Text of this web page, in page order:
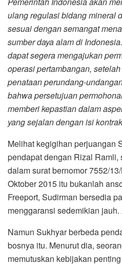
ulang regulasi bidang mineral
sesuai dengan semangat
sumber daya alam di
dapat segera mengajukan
operasi pertambangan,
penataan perundang-
bahwa persetujuan
memberi kepastian dalam
yang sejalan dengan isi
Melihat kegigihan perjuangan
pendapat dengan Rizal
dalam surat bernomor 7552/
Oktober 2015 itu bukanlah
Freeport, Sudirman bersedia
menggaransi sedemikian jauh.
Namun Sukhyar berbeda
bosnya itu. Menurut dia,
memutuskan kebijakan